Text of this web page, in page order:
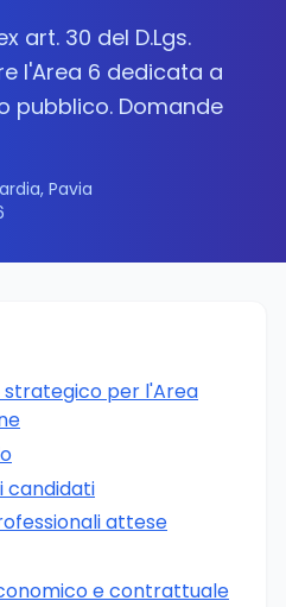
art. 30 del D.Lgs.
l'Area 6 dedicata a
pubblico. Domande
Pavia
per l'Area
candidati
attese
e contrattuale